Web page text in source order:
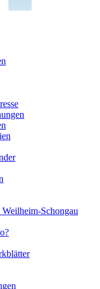
Schongau